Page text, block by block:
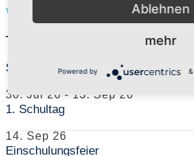
Vorschüler
Termine
Sommerferien
30. Jul 26 - 13. Sep 26
1. Schultag
14. Sep 26
Einschulungsfeier
Ablehnen
mehr
Powered by &